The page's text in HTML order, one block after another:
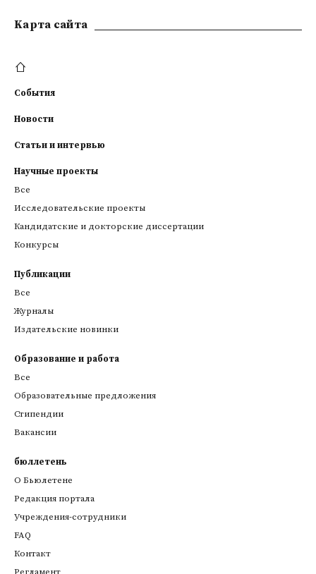
Kарта сайта
События
Новости
Статьи и интервью
Научные проекты
Все
Исследовательские проекты
Кандидатские и докторские диссертации
Конкурсы
Публикации
Все
Журналы
Издательские новинки
Образование и работа
Все
Образовательные предложения
Стипендии
Вакансии
бюллетень
О Бьюлетене
Редакция портала
Учреждения-сотрудники
FAQ
Контакт